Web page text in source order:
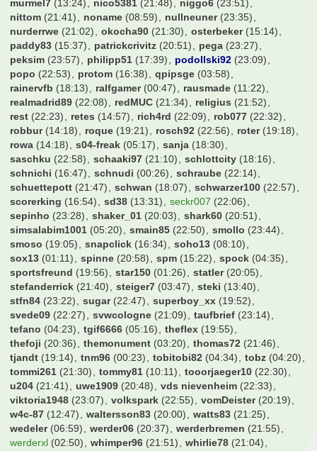
murmel7 (13:24) nico5381 (21:48) niggo6 (23:51)
nittom (21:41) noname (08:59) nullneuner (23:35)
nurderrwe (21:02) okocha90 (21:30) osterbeker (15:14)
paddy83 (15:37) patrickcrivitz (20:51) pega (23:27)
peksim (23:57) philipp51 (17:39) podollski92 (23:09)
popo (22:53) protom (16:38) qpipsge (03:58)
rainervfb (18:13) ralfgamer (00:47) rausmade (11:22)
realmadrid89 (22:08) redMUC (21:34) religius (21:52)
rest (22:23) retes (14:57) rich4rd (22:09) rob077 (22:32)
robbur (14:18) roque (19:21) rosch92 (22:56) roter (19:18)
rowa (14:18) s04-freak (05:17) sanja (18:30)
saschku (22:58) schaaki97 (21:10) schlottcity (18:16)
schnichi (16:47) schnudi (00:26) schraube (22:14)
schuettepott (21:47) schwan (18:07) schwarzer100 (22:57)
scorerking (16:54) sd38 (13:31) seckr007 (22:06)
sepinho (23:28) shaker_01 (20:03) shark60 (20:51)
simsalabim1001 (05:20) smain85 (22:50) smollo (23:44)
smoso (19:05) snapclick (16:34) soho13 (08:10)
sox13 (01:11) spinne (20:58) spm (15:22) spock (04:35)
sportsfreund (19:56) star150 (01:26) statler (20:05)
stefanderrick (21:40) steiger7 (03:47) steki (13:40)
stfn84 (23:22) sugar (22:47) superboy_xx (19:52)
svede09 (22:27) svwcologne (21:09) taufbrief (23:14)
tefano (04:23) tgif6666 (05:16) theflex (19:55)
thefoji (20:36) themonument (03:20) thomas72 (21:46)
tjandt (19:14) tnm96 (00:23) tobitobi82 (04:34) tobz (04:20)
tommi261 (21:30) tommy81 (10:11) tooorjaeger10 (22:30)
u204 (21:41) uwe1909 (20:48) vds nievenheim (22:33)
viktoria1948 (23:07) volkspark (22:55) vomDeister (20:19)
w4c-87 (12:47) waltersson83 (20:00) watts83 (21:25)
wedeler (06:59) werder06 (20:37) werderbremen (21:55)
werderxl (02:50) whimper96 (21:51) whirlie78 (21:04)